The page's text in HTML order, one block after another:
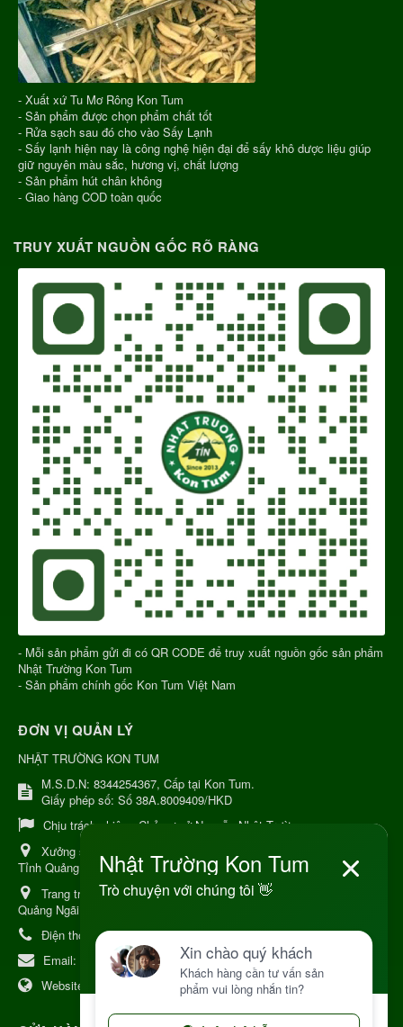
- Xuất xứ Tu Mơ Rông Kon Tum
- Sản phẩm được chọn phẩm chất tốt
- Rửa sạch sau đó cho vào Sấy Lạnh
- Sấy lạnh hiện nay là công nghệ hiện đại để sấy khô dược liệu giúp
giữ nguyên màu sắc, hương vị, chất lượng
- Sản phẩm hút chân không
- Giao hàng COD toàn quốc
TRUY XUẤT NGUỒN GỐC RÕ RÀNG
- Mỗi sản phẩm gửi đi có QR CODE để truy xuất nguồn gốc sản phẩm
Nhật Trường Kon Tum
- Sản phẩm chính gốc Kon Tum Việt Nam
ĐƠN VỊ QUẢN LÝ
NHẬT TRƯỜNG KON TUM
M.S.D.N: 8344254367, Cấp tại Kon Tum.
Giấy phép số: Số 38A.8009409/HKD
Chịu trách nhiệm: Chủ cơ sở Nguyễn Nhật Trường
Xưởng sản xuất:
Tỉnh Quảng Ngải
Trang trại Dược Liệu Hữu Cơ:Khu 37 Hộ Xã Măng Đen Tỉnh
Quảng Ngãi
Điện thoại:+84 906968923
Email:
kinhdoanh@nhattruongkontum.com
Website:
https://www.nhattruongkontum.com